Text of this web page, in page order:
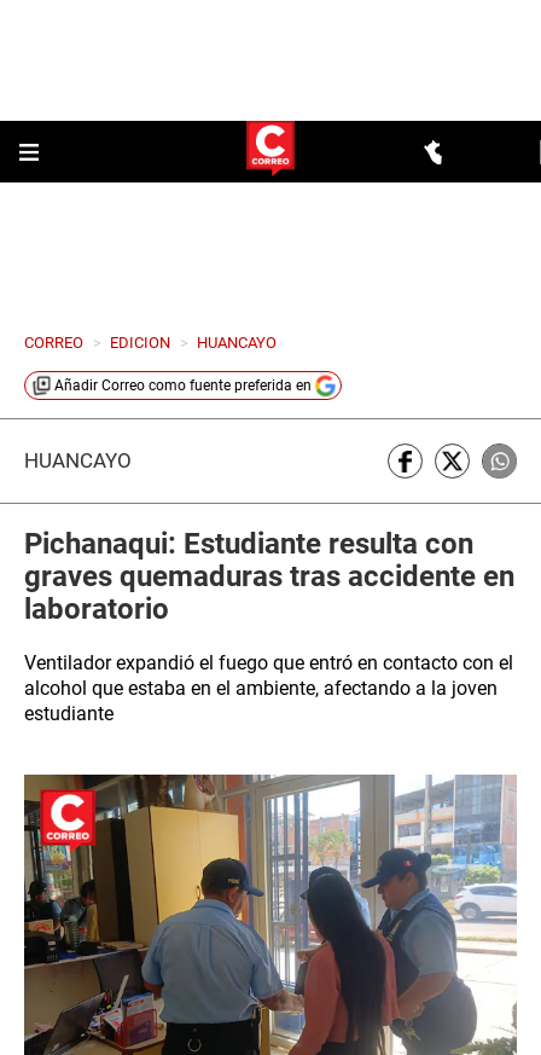
CORREO > EDICION > HUANCAYO
Añadir Correo como fuente preferida en
HUANCAYO
Pichanaqui: Estudiante resulta con
graves quemaduras tras accidente en
laboratorio
Ventilador expandió el fuego que entró en contacto con el
alcohol que estaba en el ambiente, afectando a la joven
estudiante